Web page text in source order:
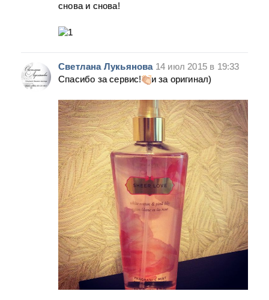
снова и снова!
Светлана Лукьянова 14 июл 2015 в 19:33
Спасибо за сервис!
и за оригинал)